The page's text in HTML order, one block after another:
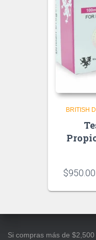
BRITISH
$950.00
Si compras más de